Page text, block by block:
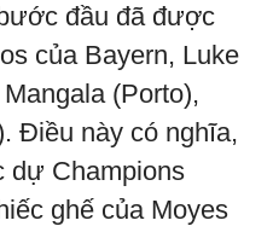
đầu đã được
của Bayern, Luke
(Porto),
Điều này có nghĩa,
dự Champions
ghế của Moyes